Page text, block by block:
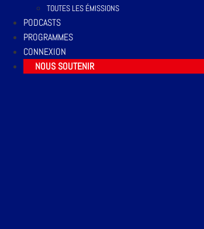
TOUTES LES ÉMISSIONS
PODCASTS
PROGRAMMES
CONNEXION
NOUS SOUTENIR